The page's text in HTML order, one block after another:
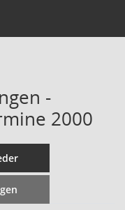
-
2000